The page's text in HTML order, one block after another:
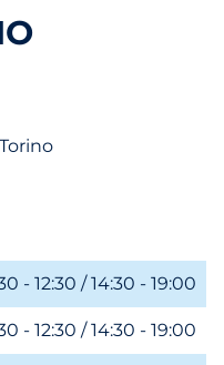
- 12:30 / 14:30 - 19:00
- 12:30 / 14:30 - 19:00